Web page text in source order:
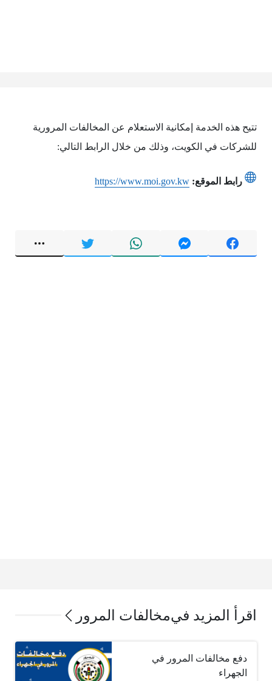
تتيح هذه الخدمة إمكانية الاستعلام عن المخالفات المرورية
للشركات في الكويت، وذلك من خلال الرابط التالي:
رابط الموقع: https://www.moi.gov.kw
اقرأ المزيد فيمخالفات المرور
دفع مخالفات المرور في
الجهراء